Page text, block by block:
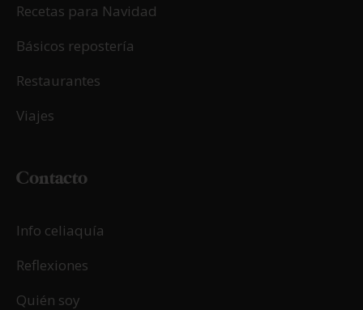
Recetas para Navidad
Básicos repostería
Restaurantes
Viajes
Contacto
Info celiaquía
Reflexiones
Quién soy